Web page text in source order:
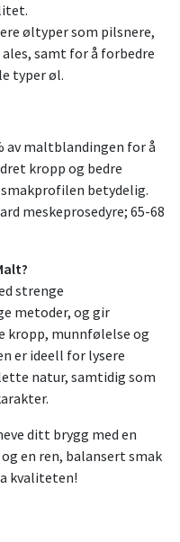
øltyper som pilsnere,
samt for å forbedre
typer øl.
av maltblandingen for å
kropp og bedre
betydelig.
meskeprosedyre; 65-68
strenge
metoder, og gir
kropp, munnfølelse og
er ideell for lysere
natur, samtidig som
ditt brygg med en
en ren, balansert smak
kvaliteten!